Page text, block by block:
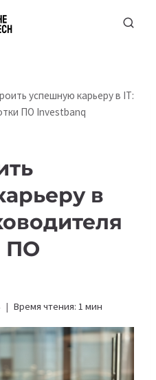
успешную карьеру в IT:
ПО Investbanq
в
ПО
Время чтения: 1 мин